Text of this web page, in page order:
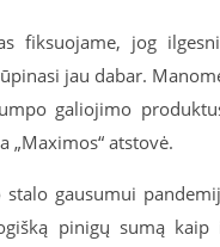
fiksuojame, jog
jau dabar.
galiojimo
atstovė.
gausumui
pinigų sumą kaip